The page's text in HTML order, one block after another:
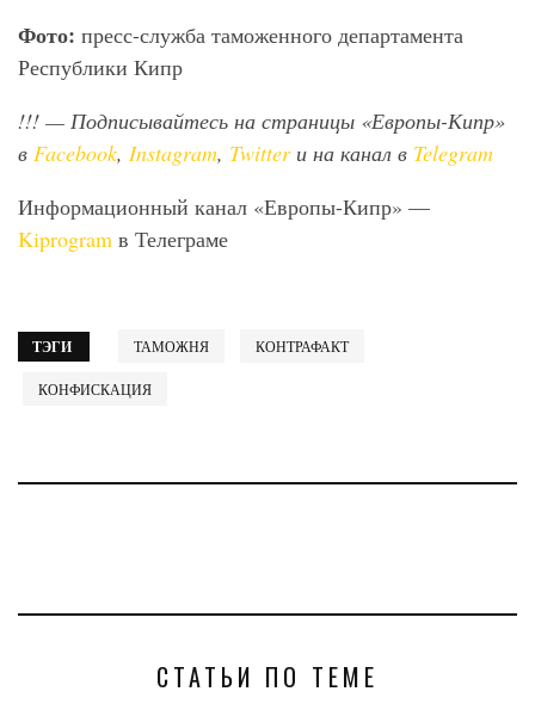
Фото: пресс-служба таможенного департамента
Республики Кипр
!!! — Подписывайтесь на страницы «Европы-Кипр»
в Facebook, Instagram, Twitterи на канал в Telegram
Информационный канал «Европы-Кипр» —
Kiprogram в Телеграме
ТЭГИ ТАМОЖНЯ КОНТРАФАКТ
КОНФИСКАЦИЯ
СТАТЬИ ПО ТЕМЕ